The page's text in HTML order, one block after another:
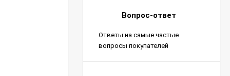
Вопрос-ответ
Ответы на самые частые
вопросы покупателей